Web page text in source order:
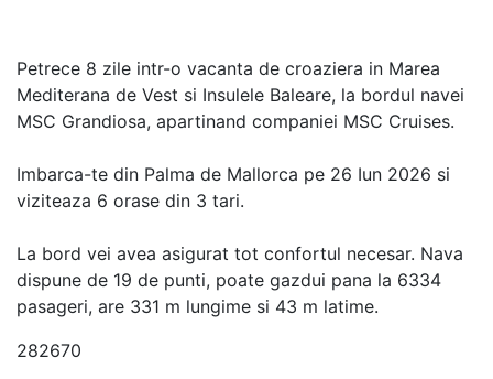
Petrece 8 zile intr-o vacanta de croaziera in Marea
Mediterana de Vest si Insulele Baleare, la bordul navei
MSC Grandiosa, apartinand companiei MSC Cruises.
Imbarca-te din Palma de Mallorca pe 26 Iun 2026 si
viziteaza 6 orase din 3 tari.
La bord vei avea asigurat tot confortul necesar. Nava
dispune de 19 de punti, poate gazdui pana la 6334
pasageri, are 331 m lungime si 43 m latime.
282670